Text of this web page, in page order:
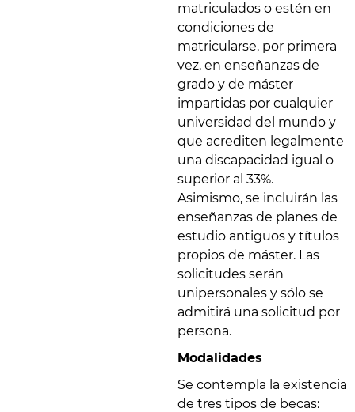
matriculados o estén en
condiciones de
matricularse, por primera
vez, en enseñanzas de
grado y de máster
impartidas por cualquier
universidad del mundo y
que acrediten legalmente
una discapacidad igual o
superior al 33%.
Asimismo, se incluirán las
enseñanzas de planes de
estudio antiguos y títulos
propios de máster. Las
solicitudes serán
unipersonales y sólo se
admitirá una solicitud por
persona.
Modalidades
Se contempla la existencia
de tres tipos de becas: